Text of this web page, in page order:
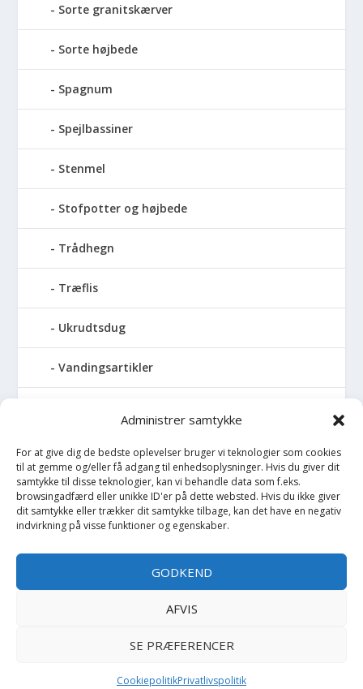
Administrer samtykke
For at give dig de bedste oplevelser bruger vi teknologier som cookies
til at gemme og/eller få adgang til enhedsoplysninger. Hvis du giver dit
samtykke til disse teknologier, kan vi behandle data som f.eks.
browsingadfærd eller unikke ID'er på dette websted. Hvis du ikke giver
dit samtykke eller trækker dit samtykke tilbage, kan det have en negativ
indvirkning på visse funktioner og egenskaber.
GODKEND
AFVIS
SE PRÆFERENCER
CookiepolitikPrivatlivspolitik
Sorte granitskærver
Sorte højbede
Spagnum
Spejlbassiner
Stenmel
Stofpotter og højbede
Trådhegn
Træflis
Ukrudtsdug
Vandingsartikler
Vildthegn
vækstdug
Maling
Copyright BilligtByg.dk -Cookie politik-Privatlivspolitik